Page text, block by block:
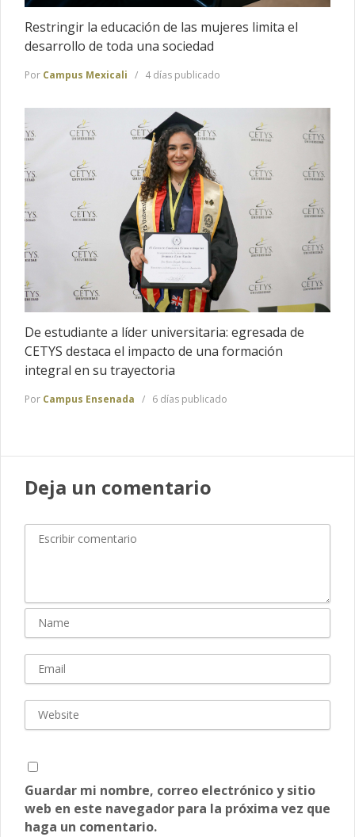
Restringir la educación de las mujeres limita el
desarrollo de toda una sociedad
Por Campus Mexicali 4 días publicado
De estudiante a líder universitaria: egresada de
CETYS destaca el impacto de una formación
integral en su trayectoria
Por Campus Ensenada 6 días publicado
Deja un comentario
Guardar mi nombre, correo electrónico y sitio
web en este navegador para la próxima vez que
haga un comentario.